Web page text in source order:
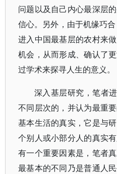
问题以及自己内心最深层
信心。另外，由于机缘巧
进入中国最基层的农村来
机会，从而形成、确认了
过学术来探寻人生的意义。
深入基层研究，笔者
不同层次的，并认为最重
基本生活的真实，它是与
个别人或小部分人的真实
有一个重要因素是，笔者
最基本的不同乃是普通人